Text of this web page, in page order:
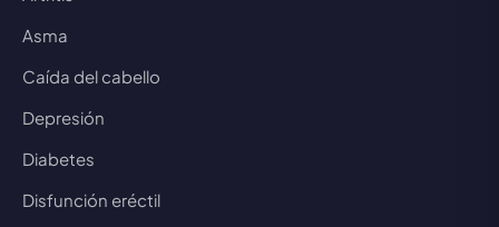
Asma
Caída del cabello
Depresión
Diabetes
Disfunción eréctil